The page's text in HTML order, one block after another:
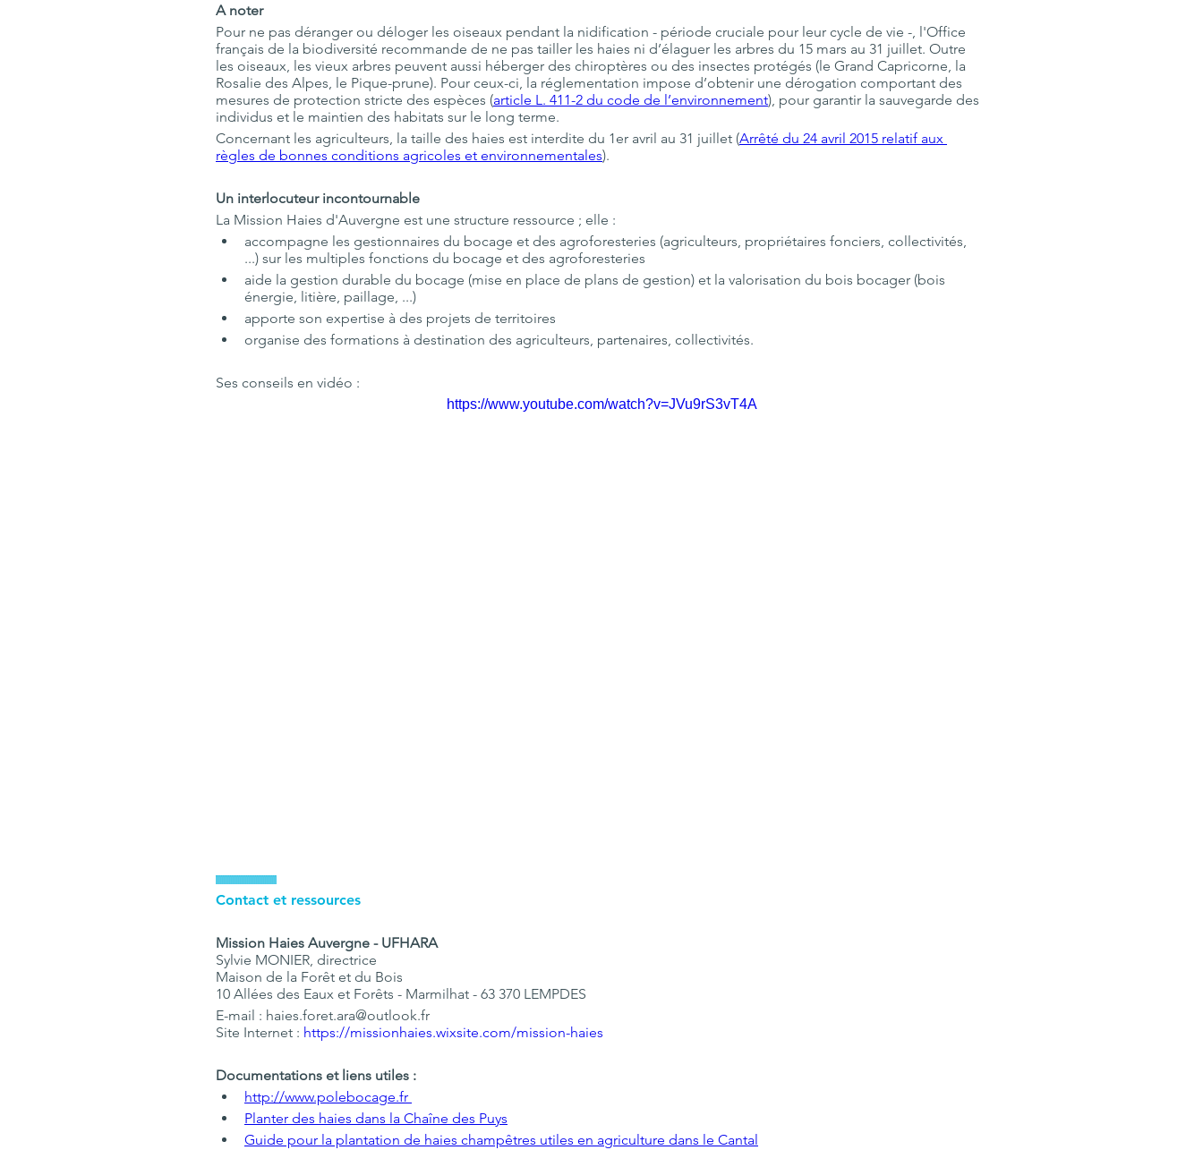
A noter
Pour ne pas déranger ou déloger les oiseaux pendant la nidification - période cruciale pour leur cycle de vie -, l'Office
français de la biodiversité recommande de ne pas tailler les haies ni d’élaguer les arbres du 15 mars au 31 juillet. Outre
les oiseaux, les vieux arbres peuvent aussi héberger des chiroptères ou des insectes protégés (le Grand Capricorne, la
Rosalie des Alpes, le Pique-prune). Pour ceux-ci, la réglementation impose d’obtenir une dérogation comportant des
mesures de protection stricte des espèces (article L. 411-2 du code de l’environnement), pour garantir la sauvegarde des
individus et le maintien des habitats sur le long terme.
Concernant les agriculteurs, la taille des haies est interdite du 1er avril au 31 juillet (Arrêté du 24 avril 2015 relatif aux
règles de bonnes conditions agricoles et environnementales).
Un interlocuteur incontournable
La Mission Haies d'Auvergne est une structure ressource ; elle :
accompagne les gestionnaires du bocage et des agroforesteries (agriculteurs, propriétaires fonciers, collectivités,
...) sur les multiples fonctions du bocage et des agroforesteries
aide la gestion durable du bocage (mise en place de plans de gestion) et la valorisation du bois bocager (bois
énergie, litière, paillage, ...)
apporte son expertise à des projets de territoires
organise des formations à destination des agriculteurs, partenaires, collectivités.
Ses conseils en vidéo :
https://www.youtube.com/watch?v=JVu9rS3vT4A
IIIIIIIIIIIIIIIIIIIIIIIIIIIIIIIIII
Contact et ressources
Sylvie MONIER, directrice
Maison de la Forêt et du Bois
10 Allées des Eaux et Forêts - Marmilhat - 63 370 LEMPDES
E-mail : haies.foret.ara@outlook.fr
Site Internet : https://missionhaies.wixsite.com/mission-haies
Documentations et liens utiles :
http://www.polebocage.fr
Planter des haies dans la Chaîne des Puys
Guide pour la plantation de haies champêtres utiles en agriculture dans le Cantal